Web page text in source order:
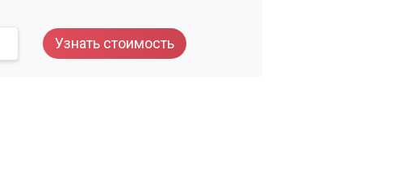
Узнать стоимость